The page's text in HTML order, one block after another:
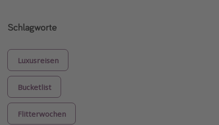
Schlagworte
Luxusreisen
Bucketlist
Flitterwochen